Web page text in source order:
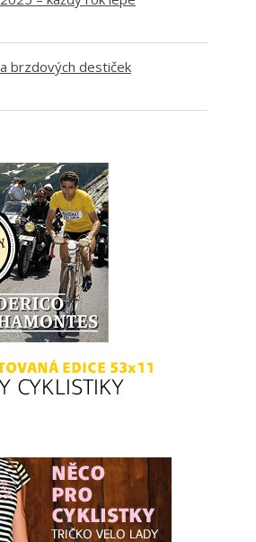
brzdových destiček